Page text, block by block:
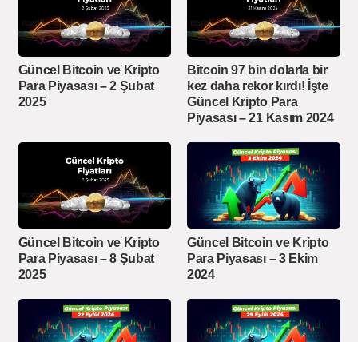
Güncel Bitcoin ve Kripto
Para Piyasası – 2 Şubat
2025
Bitcoin 97 bin dolarla bir
kez daha rekor kırdı! İşte
Güncel Kripto Para
Piyasası – 21 Kasım 2024
Güncel Bitcoin ve Kripto
Para Piyasası – 8 Şubat
2025
Güncel Bitcoin ve Kripto
Para Piyasası – 3 Ekim
2024